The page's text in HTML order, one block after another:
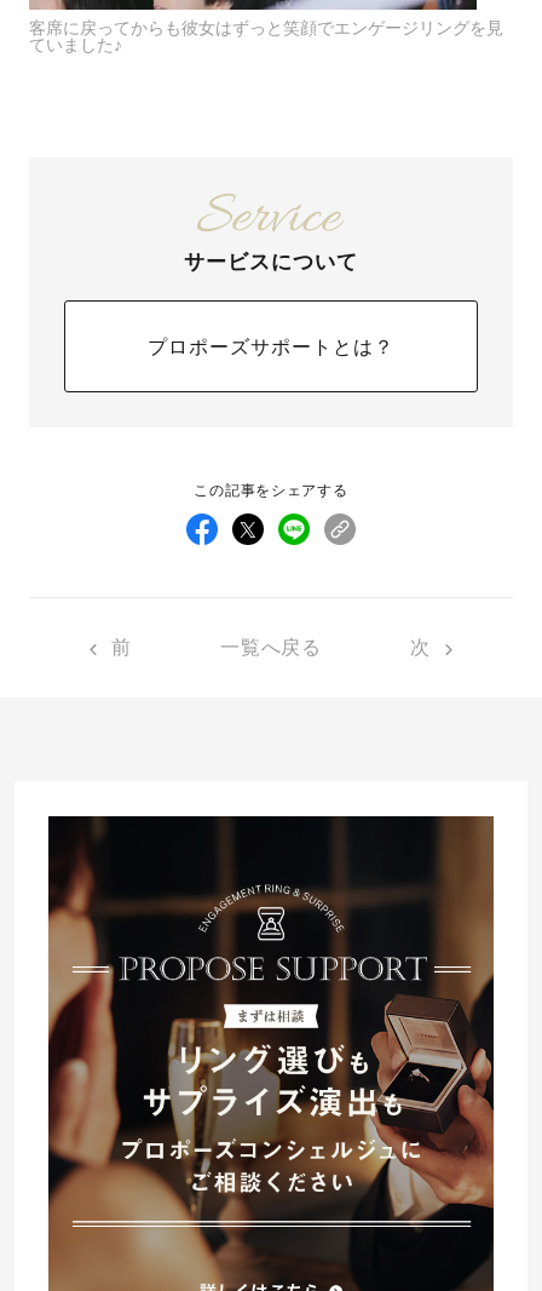
客席に戻ってからも彼女はずっと笑顔でエンゲージリングを見
ていました♪
サービスについて
プロポーズサポートとは？
この記事をシェアする
前 一覧へ戻る 次